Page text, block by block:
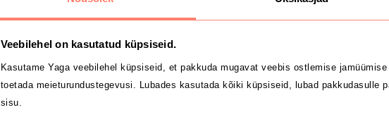
Veebilehel on kasutatud küpsiseid.
Kasutame Yaga veebilehel küpsiseid, et pakkuda mugavat veebis ostlemise
toetada meieturundustegevusi. Lubades kasutada kõiki küpsiseid, lubad pakkudasulle
sisu.